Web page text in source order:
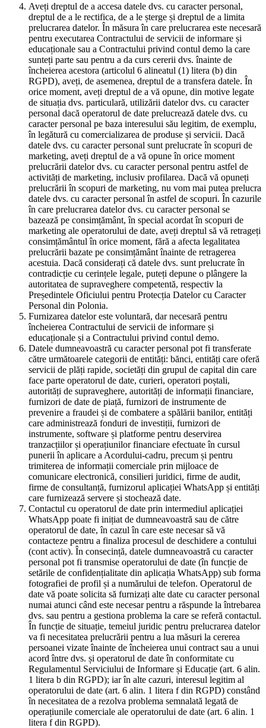
Aveți dreptul de a accesa datele dvs. cu caracter personal,
dreptul de a le rectifica, de a le șterge și dreptul de a limita
prelucrarea datelor. În măsura în care prelucrarea este necesară
pentru executarea Contractului de servicii de informare și
educaționale sau a Contractului privind contul demo la care
sunteți parte sau pentru a da curs cererii dvs. înainte de
încheierea acestora (articolul 6 alineatul (1) litera (b) din
RGPD), aveți, de asemenea, dreptul de a transfera datele. În
orice moment, aveți dreptul de a vă opune, din motive legate
de situația dvs. particulară, utilizării datelor dvs. cu caracter
personal dacă operatorul de date prelucrează datele dvs. cu
caracter personal pe baza interesului său legitim, de exemplu,
în legătură cu comercializarea de produse și servicii. Dacă
datele dvs. cu caracter personal sunt prelucrate în scopuri de
marketing, aveți dreptul de a vă opune în orice moment
prelucrării datelor dvs. cu caracter personal pentru astfel de
activități de marketing, inclusiv profilarea. Dacă vă opuneți
prelucrării în scopuri de marketing, nu vom mai putea prelucra
datele dvs. cu caracter personal în astfel de scopuri. În cazurile
în care prelucrarea datelor dvs. cu caracter personal se
bazează pe consimțământ, în special acordat în scopuri de
marketing ale operatorului de date, aveți dreptul să vă retrageți
consimțământul în orice moment, fără a afecta legalitatea
prelucrării bazate pe consimțământ înainte de retragerea
acestuia. Dacă considerați că datele dvs. sunt prelucrate în
contradicție cu cerințele legale, puteți depune o plângere la
autoritatea de supraveghere competentă, respectiv la
Președintele Oficiului pentru Protecția Datelor cu Caracter
Personal din Polonia.
Furnizarea datelor este voluntară, dar necesară pentru
încheierea Contractului de servicii de informare și
educaționale și a Contractului privind contul demo.
Datele dumneavoastră cu caracter personal pot fi transferate
către următoarele categorii de entități: bănci, entități care oferă
servicii de plăți rapide, societăți din grupul de capital din care
face parte operatorul de date, curieri, operatori poștali,
autorități de supraveghere, autorități de informații financiare,
furnizori de date de piață, furnizori de instrumente de
prevenire a fraudei și de combatere a spălării banilor, entități
care administrează fonduri de investiții, furnizori de
instrumente, software și platforme pentru deservirea
tranzacțiilor și operațiunilor financiare efectuate în cursul
punerii în aplicare a Acordului-cadru, precum și pentru
trimiterea de informații comerciale prin mijloace de
comunicare electronică, consilieri juridici, firme de audit,
firme de consultanță, furnizorul aplicației WhatsApp și entități
care furnizează servere și stochează date.
Contactul cu operatorul de date prin intermediul aplicației
WhatsApp poate fi inițiat de dumneavoastră sau de către
operatorul de date, în cazul în care este necesar să vă
contacteze pentru a finaliza procesul de deschidere a contului
(cont activ). În consecință, datele dumneavoastră cu caracter
personal pot fi transmise operatorului de date (în funcție de
setările de confidențialitate din aplicația WhatsApp) sub forma
fotografiei de profil și a numărului de telefon. Operatorul de
date vă poate solicita să furnizați alte date cu caracter personal
numai atunci când este necesar pentru a răspunde la întrebarea
dvs. sau pentru a gestiona problema la care se referă contactul.
În funcție de situație, temeiul juridic pentru prelucrarea datelor
va fi necesitatea prelucrării pentru a lua măsuri la cererea
persoanei vizate înainte de încheierea unui contract sau a unui
acord între dvs. și operatorul de date în conformitate cu
Regulamentul Serviciului de Informare și Educație (art. 6 alin.
1 litera b din RGPD); iar în alte cazuri, interesul legitim al
operatorului de date (art. 6 alin. 1 litera f din RGPD) constând
în necesitatea de a rezolva problema semnalată legată de
operațiunile comerciale ale operatorului de date (art. 6 alin. 1
litera f din RGPD).